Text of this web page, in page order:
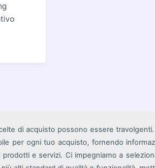
di acquisto possono essere
per ogni tuo acquisto, fornendo
e servizi. Ci impegniamo a